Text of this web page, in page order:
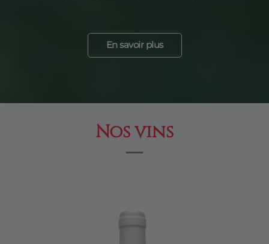
En savoir plus
Nos vins